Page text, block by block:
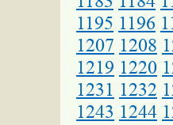
1195 1196
1207 1208
1219 1220
1231 1232
1243 1244